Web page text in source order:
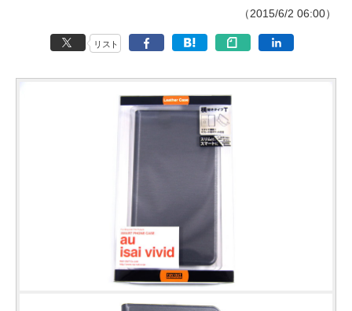
（2015/6/2 06:00）
リスト